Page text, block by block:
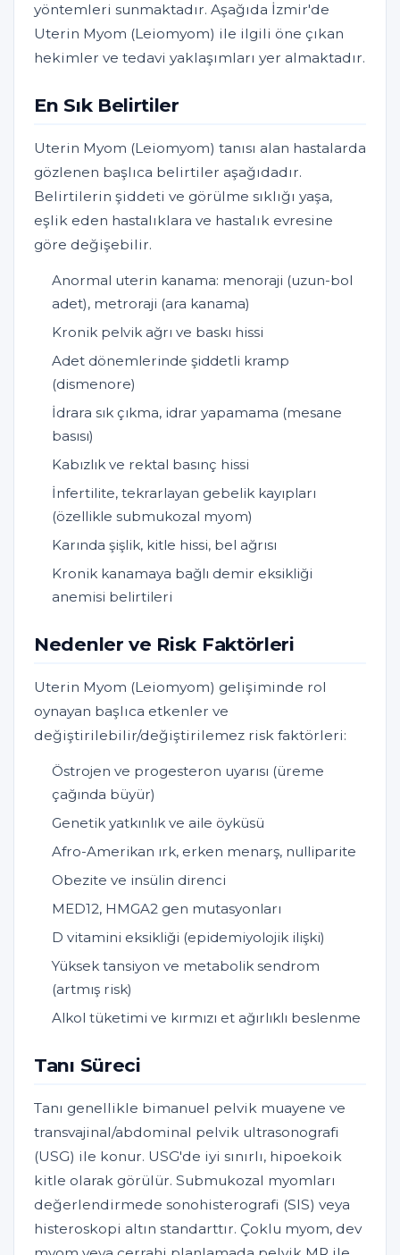
yöntemleri sunmaktadır. Aşağıda İzmir'de
Uterin Myom (Leiomyom) ile ilgili öne çıkan
hekimler ve tedavi yaklaşımları yer almaktadır.
En Sık Belirtiler
Uterin Myom (Leiomyom) tanısı alan hastalarda
gözlenen başlıca belirtiler aşağıdadır.
Belirtilerin şiddeti ve görülme sıklığı yaşa,
eşlik eden hastalıklara ve hastalık evresine
göre değişebilir.
Anormal uterin kanama: menoraji (uzun-bol
adet), metroraji (ara kanama)
Kronik pelvik ağrı ve baskı hissi
Adet dönemlerinde şiddetli kramp
(dismenore)
İdrara sık çıkma, idrar yapamama (mesane
basısı)
Kabızlık ve rektal basınç hissi
İnfertilite, tekrarlayan gebelik kayıpları
(özellikle submukozal myom)
Karında şişlik, kitle hissi, bel ağrısı
Kronik kanamaya bağlı demir eksikliği
anemisi belirtileri
Nedenler ve Risk Faktörleri
Uterin Myom (Leiomyom) gelişiminde rol
oynayan başlıca etkenler ve
değiştirilebilir/değiştirilemez risk faktörleri:
Östrojen ve progesteron uyarısı (üreme
çağında büyür)
Genetik yatkınlık ve aile öyküsü
Afro-Amerikan ırk, erken menarş, nulliparite
Obezite ve insülin direnci
MED12, HMGA2 gen mutasyonları
D vitamini eksikliği (epidemiyolojik ilişki)
Yüksek tansiyon ve metabolik sendrom
(artmış risk)
Alkol tüketimi ve kırmızı et ağırlıklı beslenme
Tanı Süreci
Tanı genellikle bimanuel pelvik muayene ve
transvajinal/abdominal pelvik ultrasonografi
(USG) ile konur. USG'de iyi sınırlı, hipoekoik
kitle olarak görülür. Submukozal myomları
değerlendirmede sonohisterografi (SIS) veya
histeroskopi altın standarttır. Çoklu myom, dev